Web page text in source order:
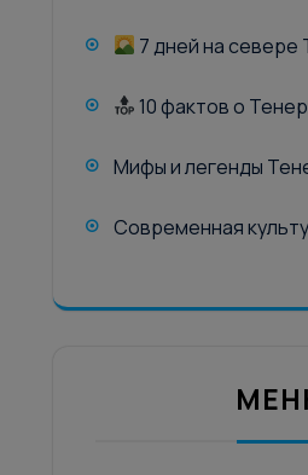
7 дней на
10 фактов о
Мифы и легенды
Современная